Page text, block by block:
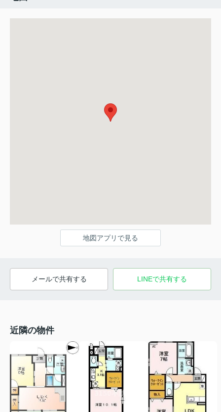
地図アプリで見る
メールで共有する LINEで共有する
近隣の物件